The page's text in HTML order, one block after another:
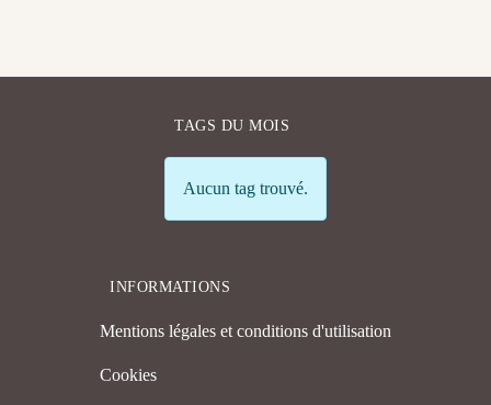
TAGS DU MOIS
Info
Aucun tag trouvé.
INFORMATIONS
Mentions légales et conditions d'utilisation
Cookies